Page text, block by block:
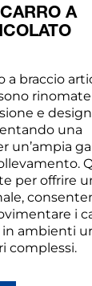
A
a braccio
e design
una
un’ampia
per offrire
i
ambienti
complessi.